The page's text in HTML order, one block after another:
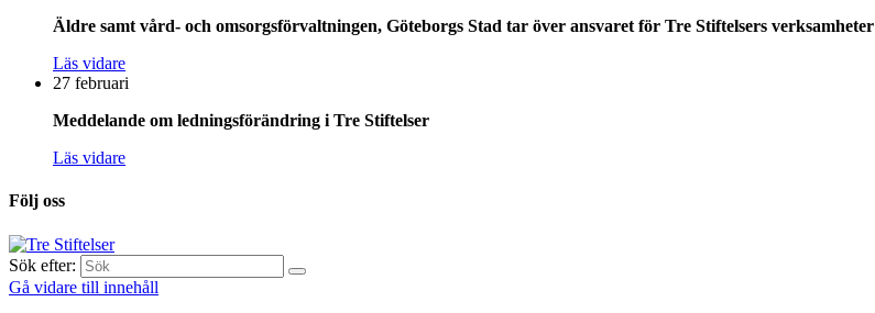
Äldre samt vård- och omsorgsförvaltningen, Göteborgs Stad tar över ansvaret för Tre Stiftelsers verksamheter
Läs vidare
27 februari
Meddelande om ledningsförändring i Tre Stiftelser
Läs vidare
Följ oss
Sök efter:
Gå vidare till innehåll